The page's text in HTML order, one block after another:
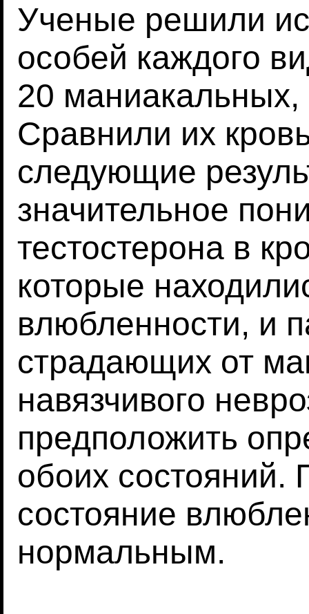
Ученые решили
особей каждого
20
Сравнили их
следующие
значительное
тестостерона в
которые
влюбленности, и
страдающих от
навязчивого
предположить
обоих состояний.
состояние
нормальным.